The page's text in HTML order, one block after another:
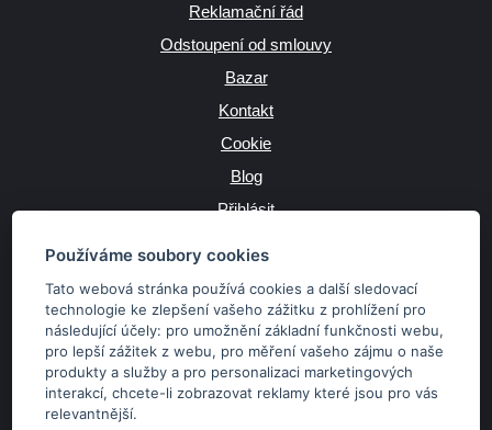
Používáme soubory cookies
Tato webová stránka používá cookies a další sledovací
technologie ke zlepšení vašeho zážitku z prohlížení pro
následující účely: pro umožnění základní funkčnosti webu,
pro lepší zážitek z webu, pro měření vašeho zájmu o naše
produkty a služby a pro personalizaci marketingových
interakcí,chcete-li zobrazovat reklamy které jsou pro vás
relevantnější.
Reklamační řád
Odstoupení od smlouvy
Bazar
Kontakt
Cookie
Blog
Přihlásit
JAZYK